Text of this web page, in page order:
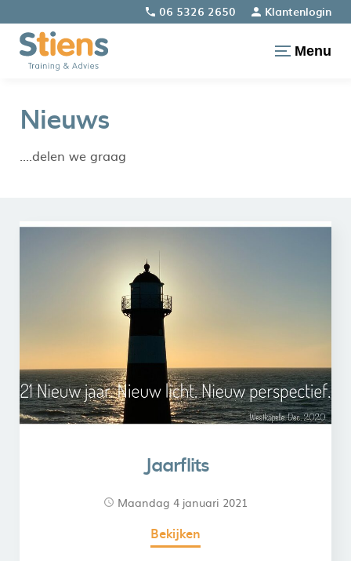
06 5326 2650 Klantenlogin
Menu
Nieuws
....delen we graag
Jaarflits
maandag 4 januari 2021
Bekijken